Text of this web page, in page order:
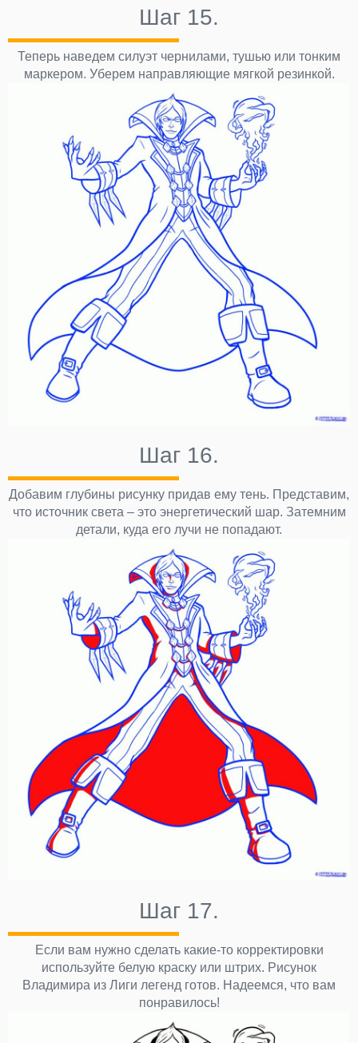
Шаг 15.
Теперь наведем силуэт чернилами, тушью или тонким
маркером. Уберем направляющие мягкой резинкой.
Шаг 16.
Добавим глубины рисунку придав ему тень. Представим,
что источник света – это энергетический шар. Затемним
детали, куда его лучи не попадают.
Шаг 17.
Если вам нужно сделать какие-то корректировки
используйте белую краску или штрих. Рисунок
Владимира из Лиги легенд готов. Надеемся, что вам
понравилось!